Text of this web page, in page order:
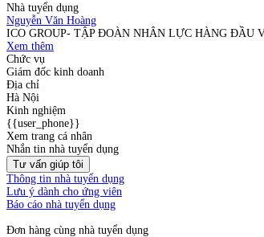
Nhà tuyển dụng
Nguyễn Văn Hoàng
ICO GROUP- TẬP ĐOÀN NHÂN LỰC HÀNG
Xem thêm
Chức vụ
Giám đốc kinh doanh
Địa chỉ
Hà Nội
Kinh nghiệm
{{user_phone}}
Xem trang cá nhân
Nhắn tin nhà tuyển dụng
Tư vấn giúp tôi
Thông tin nhà tuyển dụng
Lưu ý dành cho ứng viên
Báo cáo nhà tuyển dụng
Đơn hàng cùng nhà tuyển dụng